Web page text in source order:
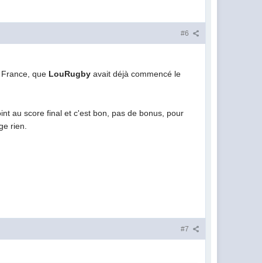
#6
que LouRugbyavait déjà commencé le
au score final et c'est bon, pas de bonus, pour
rien.
#7